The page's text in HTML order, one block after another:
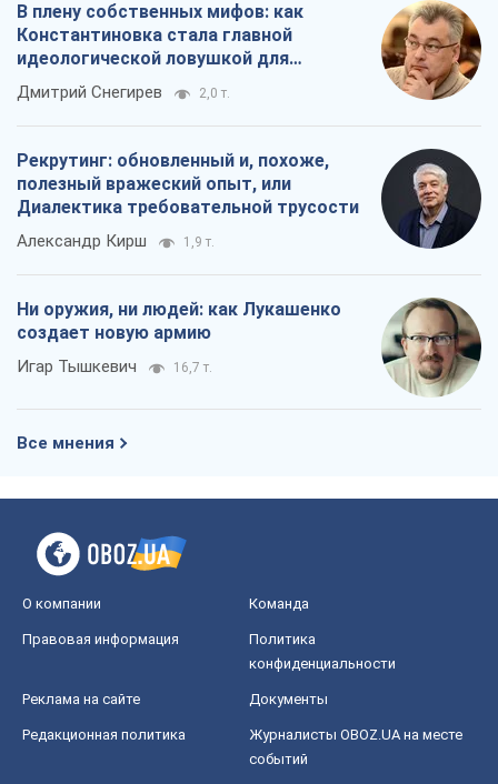
В плену собственных мифов: как
Константиновка стала главной
идеологической ловушкой для
российских оккупантов
Дмитрий Снегирев 2,0 т.
Рекрутинг: обновленный и, похоже,
полезный вражеский опыт, или
Диалектика требовательной трусости
Александр Кирш 1,9 т.
Ни оружия, ни людей: как Лукашенко
создает новую армию
Игар Тышкевич 16,7 т.
Все мнения
О компании Команда
Правовая информация
Политика
конфиденциальности
Реклама на сайте Документы
Редакционная политика
Журналисты OBOZ.UA на месте
событий